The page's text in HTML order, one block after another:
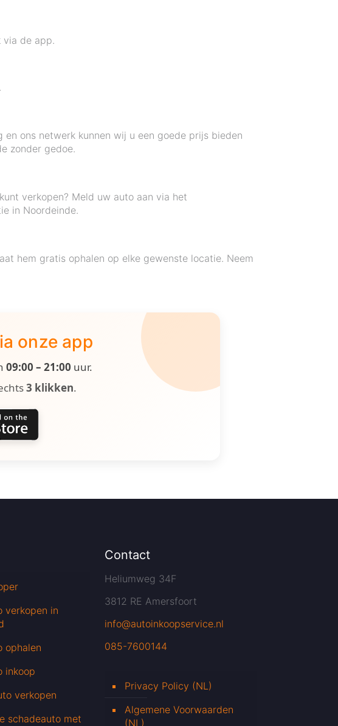
via de app.
ons netwerk kunnen wij u een goede prijs bieden
zonder gedoe.
verkopen? Meld uw auto aan via het
in Noordeinde.
hem gratis ophalen op elke gewenste locatie. Neem
onze app
09:00 – 21:00 uur.
3 klikken.
verkopen in
ophalen
inkoop
verkopen
schadeauto met
Contact
Heliumweg 34F
3812 RE Amersfoort
info@autoinkoopservice.nl
085-7600144
Privacy Policy (NL)
Algemene Voorwaarden
(NL)